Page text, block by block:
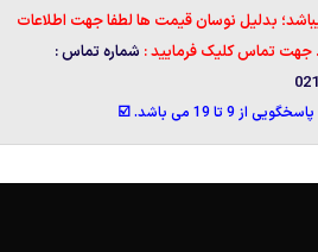
بدلیل نوسان قیمت ها لطفا جهت اطلاعات
جهت تماس کلیک فرمایید : شماره تماس :
از 9 تا 19 می باشد. ☑️